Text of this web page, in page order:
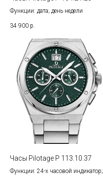
Функции: дата; день недели
34 900 р.
Часы Pilotage P 113.10.37
Функции: 24-х часовой индикатор;